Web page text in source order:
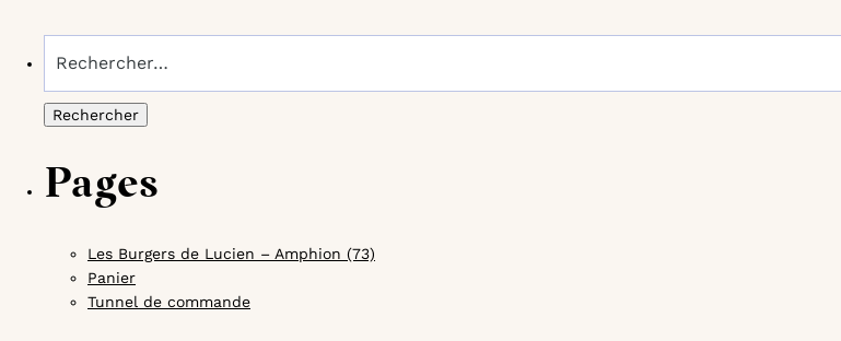
Pages
Les Burgers de Lucien – Amphion (73)
Panier
Tunnel de commande